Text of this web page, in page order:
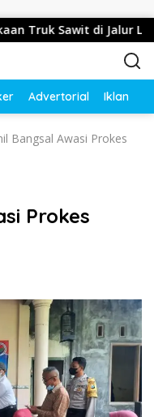
Sawit di Jalur Lintas
Advertorial Iklan
Bangsal Awasi Prokes
Prokes